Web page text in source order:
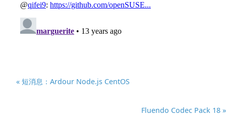
« 短消息：Ardour Node.js CentOS
Fluendo Codec Pack 18 »